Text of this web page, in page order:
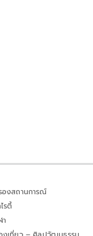
ร์ค-
องสถานการณ์
รตี้
า